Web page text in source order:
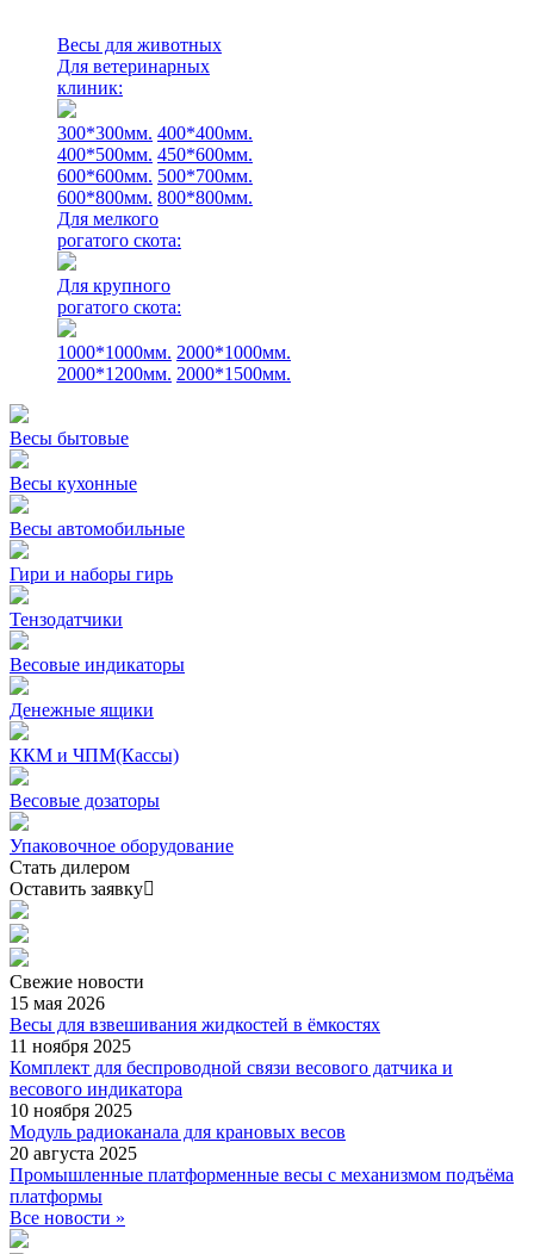
Весы для животных
Для ветеринарных
клиник:
300*300мм. 400*400мм.
400*500мм. 450*600мм.
600*600мм. 500*700мм.
600*800мм. 800*800мм.
Для мелкого
рогатого скота:
Для крупного
рогатого скота:
1000*1000мм. 2000*1000мм.
2000*1200мм. 2000*1500мм.
Весы бытовые
Весы кухонные
Весы автомобильные
Гири и наборы гирь
Тензодатчики
Весовые индикаторы
Денежные ящики
ККМ и ЧПМ(Кассы)
Весовые дозаторы
Упаковочное оборудование
Стать дилером
Оставить заявку
Свежие новости
15 мая 2026
Весы для взвешивания жидкостей в ёмкостях
11 ноября 2025
Комплект для беспроводной связи весового датчика и
весового индикатора
10 ноября 2025
Модуль радиоканала для крановых весов
20 августа 2025
Промышленные платформенные весы с механизмом подъёма
платформы
Все новости »